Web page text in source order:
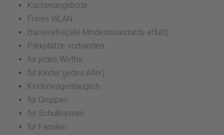
Küchenangebote
Freies WLAN
Barrierefrei(alle Mindeststandards erfüllt)
Parkplätze vorhanden
für jedes Wetter
für Kinder (jedes Alter)
Kinderwagentauglich
für Gruppen
für Schulklassen
für Familien